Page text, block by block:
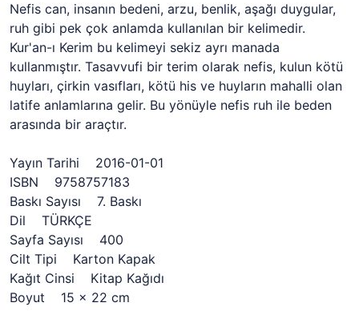
Nefis can, insanın bedeni, arzu, benlik, aşağı duygular,
ruh gibi pek çok anlamda kullanılan bir kelimedir.
Kur'an-ı Kerim bu kelimeyi sekiz ayrı manada
kullanmıştır. Tasavvufi bir terim olarak nefis, kulun kötü
huyları, çirkin vasıfları, kötü his ve huyların mahalli olan
latife anlamlarına gelir. Bu yönüyle nefis ruh ile beden
arasında bir araçtır.
Yayın Tarihi 2016-01-01
ISBN 9758757183
Baskı Sayısı 7. Baskı
Dil TÜRKÇE
Sayfa Sayısı 400
Cilt Tipi Karton Kapak
Kağıt Cinsi Kitap Kağıdı
Boyut 15 x 22 cm